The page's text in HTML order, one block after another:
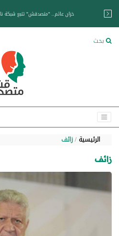
خزان عائم.. "متصدقش" تتبع شبكة
بحث
الرئيسية زائف
زائف